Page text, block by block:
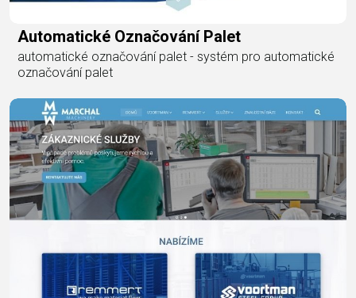
Automatické Označování Palet
automatické označování palet - systém pro automatické
označování palet